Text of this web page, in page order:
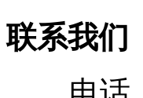
联系我们